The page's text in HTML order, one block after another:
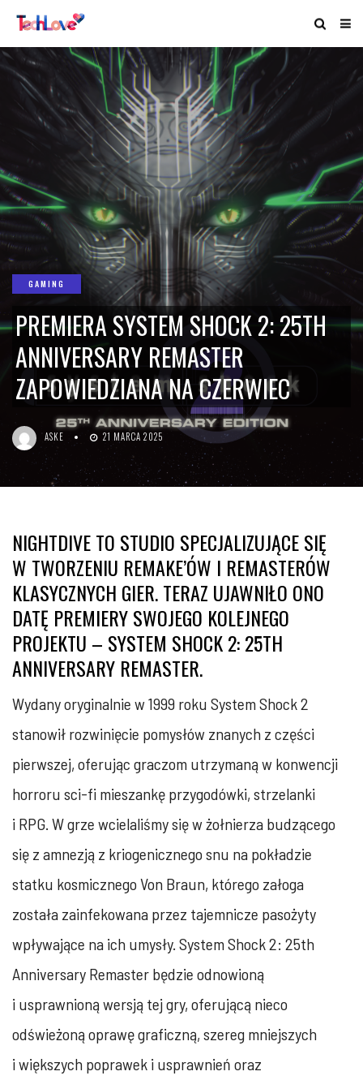
GAMING
PREMIERA SYSTEM SHOCK 2: 25TH
ANNIVERSARY REMASTER
ZAPOWIEDZIANA NA CZERWIEC
ASKE 21 MARCA 2025
NIGHTDIVE TO STUDIO SPECJALIZUJĄCE SIĘ
W TWORZENIU REMAKE’ÓW I REMASTERÓW
KLASYCZNYCH GIER. TERAZ UJAWNIŁO ONO
DATĘ PREMIERY SWOJEGO KOLEJNEGO
PROJEKTU – SYSTEM SHOCK 2: 25TH
ANNIVERSARY REMASTER.
Wydany oryginalnie w 1999 roku System Shock 2
stanowił rozwinięcie pomysłów znanych z części
pierwszej, oferując graczom utrzymaną w konwencji
horroru sci-fi mieszankę przygodówki, strzelanki
i RPG. W grze wcielaliśmy się w żołnierza budzącego
się z amnezją z kriogenicznego snu na pokładzie
statku kosmicznego Von Braun, którego załoga
została zainfekowana przez tajemnicze pasożyty
wpływające na ich umysły. System Shock 2: 25th
Anniversary Remaster będzie odnowioną
i usprawnioną wersją tej gry, oferującą nieco
odświeżoną oprawę graficzną, szereg mniejszych
i większych poprawek i usprawnień oraz